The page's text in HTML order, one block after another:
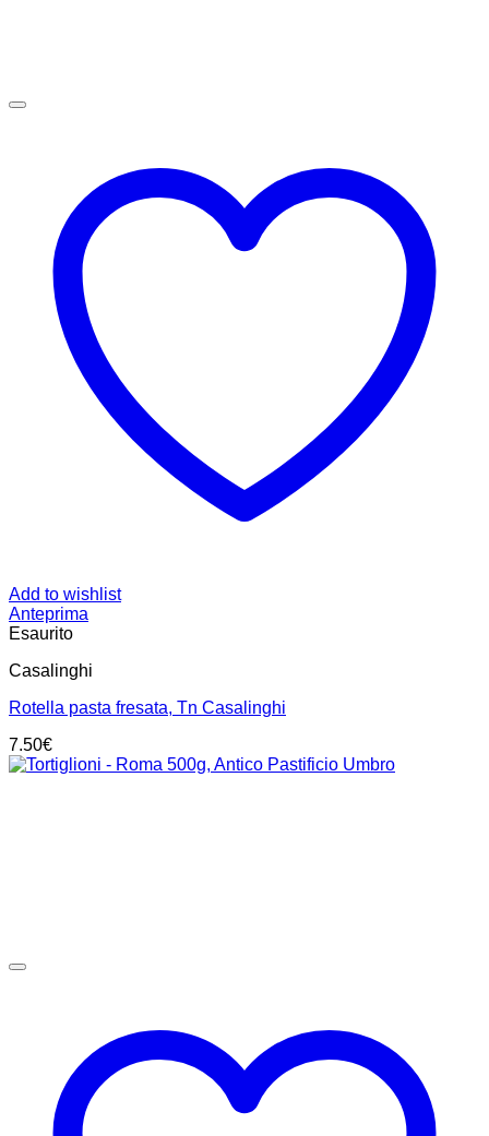
Add to wishlist
Anteprima
Esaurito
Casalinghi
Rotella pasta fresata, Tn Casalinghi
7.50€